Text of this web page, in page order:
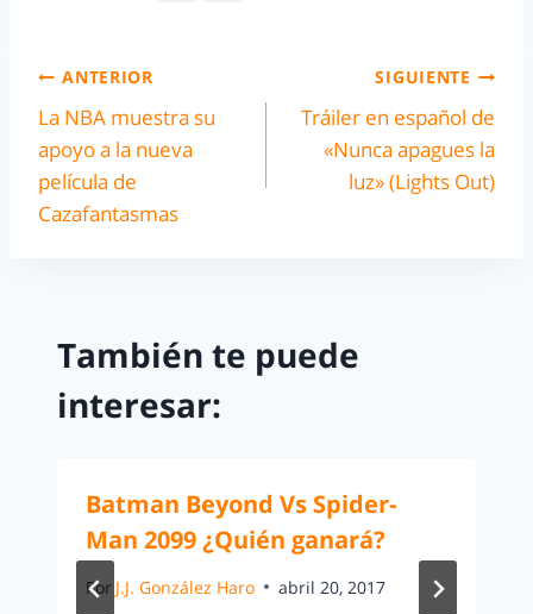
ANTERIOR
La NBA muestra su
apoyo a la nueva
película de
Cazafantasmas
SIGUIENTE
Tráiler en español de
«Nunca apagues la
luz» (Lights Out)
También te puede
interesar:
Batman Beyond Vs Spider-
Man 2099 ¿Quién ganará?
Por J.J. González Haro abril 20, 2017